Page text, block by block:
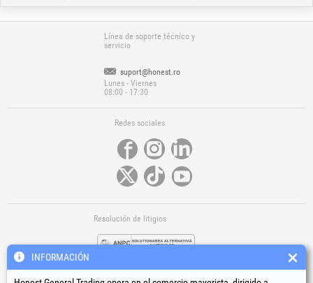
Línea de soporte técnico y
servicio
suport@honest.ro
Lunes - Viernes
08:00 - 17:30
Redes sociales
Resolución de litigios
INFORMACIÓN